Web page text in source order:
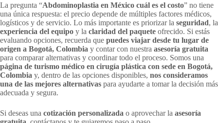
La pregunta “Abdominoplastia en México cuál es el costo” no tiene
una única respuesta: el precio depende de múltiples factores médicos,
logísticos y de servicio. Lo más importante es priorizar la seguridad, la
experiencia del equipo y la claridad del paquete ofrecido. Si estás
evaluando opciones, recuerda que puedes viajar desde tu lugar de
origen a Bogotá, Colombia y contar con nuestra asesoría gratuita
para comparar alternativas y coordinar todo el proceso. Somos una
página de turismo médico en cirugía plástica con sede en Bogotá,
Colombia y, dentro de las opciones disponibles, nos consideramos
una de las mejores alternativas para ayudarte a tomar la decisión más
adecuada y segura.
Si deseas una cotización personalizada o aprovechar la asesoría